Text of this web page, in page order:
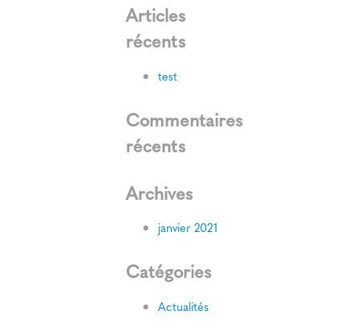
Articles
récents
test
Commentaires
récents
Archives
janvier 2021
Catégories
Actualités